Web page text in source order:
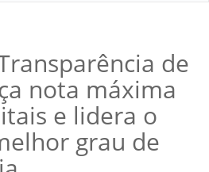
de
nota máxima
e lidera o
grau de